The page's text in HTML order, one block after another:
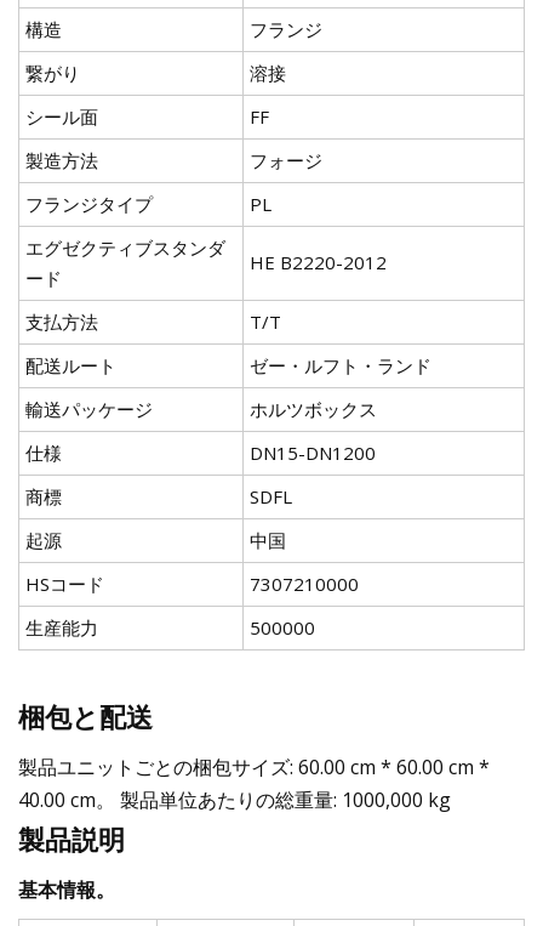
構造
フランジ
繋がり
溶接
シール面
FF
製造方法
フォージ
フランジタイプ
PL
エグゼクティブスタンダ
ード
HE B2220-2012
支払方法
T/T
配送ルート
ゼー・ルフト・ランド
輸送パッケージ
ホルツボックス
仕様
DN15-DN1200
商標
SDFL
起源
中国
HSコード
7307210000
生産能力
500000
梱包と配送
製品ユニットごとの梱包サイズ: 60.00 cm * 60.00 cm *
40.00 cm。 製品単位あたりの総重量: 1000,000 kg
製品説明
基本情報。